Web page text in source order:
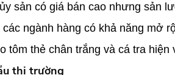
sản có giá bán cao nhưng sản
ngành hàng có khả năng mở
tôm thẻ chân trắng và cá tra
thị trường